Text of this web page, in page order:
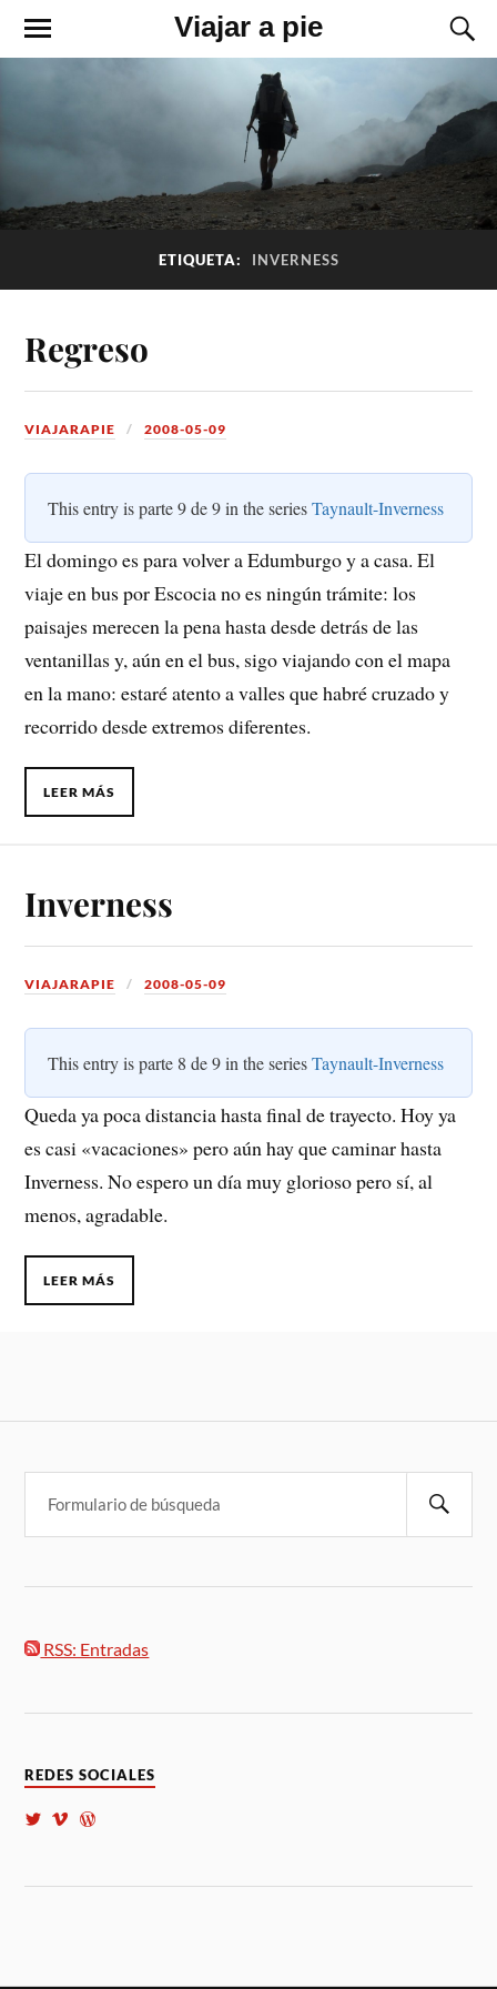
Viajar a pie
ETIQUETA: INVERNESS
Regreso
VIAJARAPIE 2008-05-09
This entry is parte 9 de 9 in the seriesTaynault-Inverness
El domingo es para volver a Edumburgo y a casa. El
viaje en bus por Escocia no es ningún trámite: los
paisajes merecen la pena hasta desde detrás de las
ventanillas y, aún en el bus, sigo viajando con el mapa
en la mano: estaré atento a valles que habré cruzado y
recorrido desde extremos diferentes.
LEER MÁS
Inverness
VIAJARAPIE 2008-05-09
This entry is parte 8 de 9 in the seriesTaynault-Inverness
Queda ya poca distancia hasta final de trayecto. Hoy ya
es casi «vacaciones» pero aún hay que caminar hasta
Inverness. No espero un día muy glorioso pero sí, al
menos, agradable.
LEER MÁS
RSS: Entradas
REDES SOCIALES